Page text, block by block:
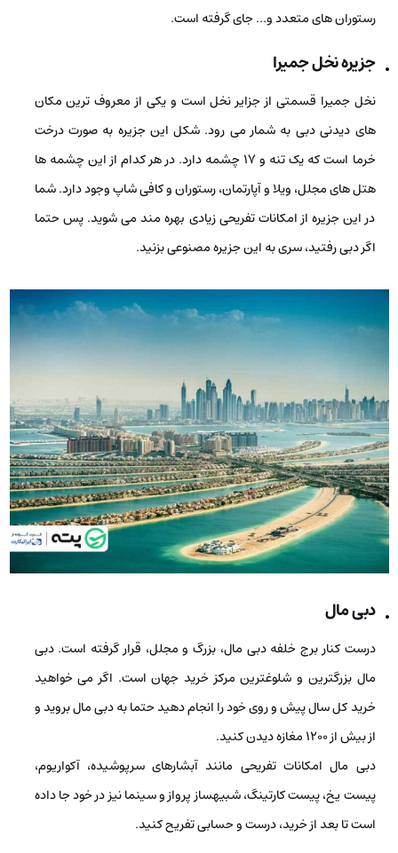
رستوران‌ های متعدد و… جای گرفته‌ است.
جزیره­ نخل جمیرا
نخل جمیرا قسمتی از جزایر نخل است و یکی از معروف­ ترین مکان‌
های دیدنی دبی به شمار می­ رود. شکل این جزیره به صورت درخت
خرما است که یک تنه و 17 چشمه دارد. در هر کدام از این چشمه­ ها
هتل­ های مجلل، ویلا و آپارتمان، رستوران­ و کافی­ شاپ وجود دارد. شما
در این جزیره از امکانات تفریحی زیادی بهره­ مند می‌ شوید. پس حتما
اگر دبی رفتید، سری به این جزیره­ مصنوعی بزنید.
دبی مال
درست کنار برج خلفه دبی مال، بزرگ و مجلل، قرار گرفته است. دبی
مال بزرگ­ترین و شلوغ­ترین مرکز خرید جهان است. اگر می­ خواهید
خرید کل سال پیش و روی خود را انجام دهید حتما به دبی مال بروید و
از بیش از 1200 مغازه دیدن کنید.
دبی مال امکانات تفریحی مانند آبشارهای سرپوشیده، آکواریوم،
پیست یخ، پیست کارتینگ، شبیه­ساز پرواز و سینما نیز در خود جا داده
است تا بعد از خرید، درست و حسابی تفریح کنید.